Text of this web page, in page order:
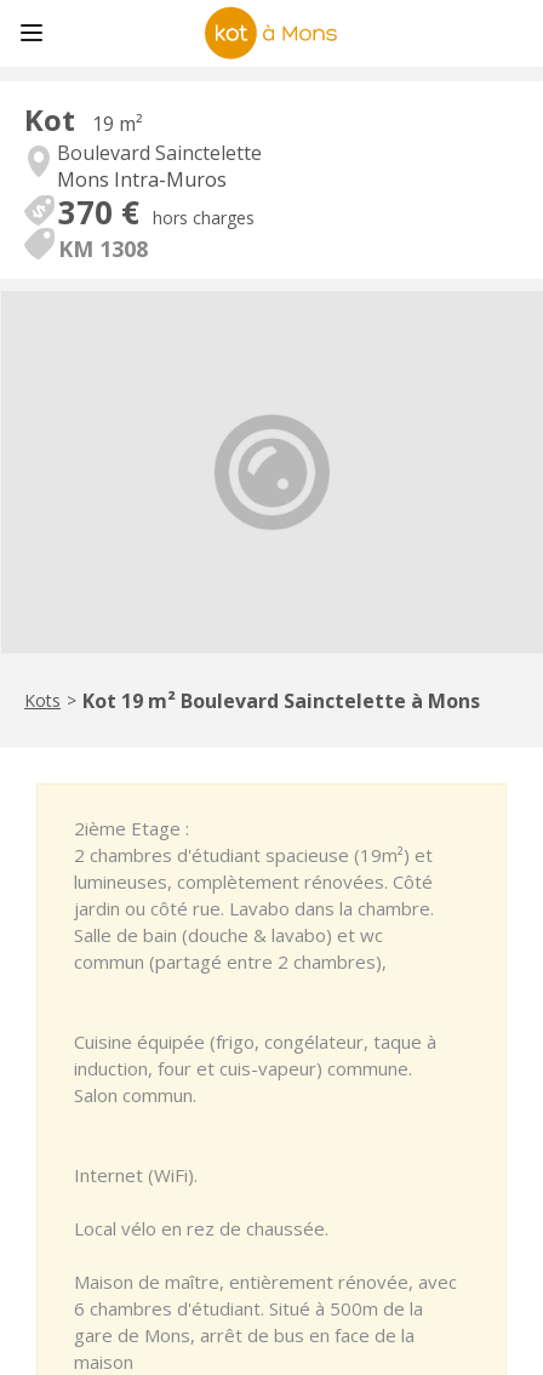
Kot
19 m²
Boulevard Sainctelette
Mons Intra-Muros
370 € hors charges
KM 1308
Kots > Kot 19 m² Boulevard Sainctelette à Mons
2ième Etage :
2 chambres d'étudiant spacieuse (19m²) et
lumineuses, complètement rénovées. Côté
jardin ou côté rue. Lavabo dans la chambre.
Salle de bain (douche & lavabo) et wc
commun (partagé entre 2 chambres),
Cuisine équipée (frigo, congélateur, taque à
induction, four et cuis-vapeur) commune.
Salon commun.
Internet (WiFi).
Local vélo en rez de chaussée.
Maison de maître, entièrement rénovée, avec
6 chambres d'étudiant. Situé à 500m de la
gare de Mons, arrêt de bus en face de la
maison